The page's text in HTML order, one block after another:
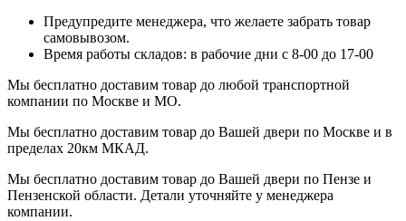
Предупредите менеджера, что желаете забрать товар
самовывозом.
Время работы складов: в рабочие дни с 8-00 до 17-00
Мы бесплатно доставим товар до любой транспортной
компании по Москве и МО.
Мы бесплатно доставим товар до Вашей двери по Москве и в
пределах 20км МКАД.
Мы бесплатно доставим товар до Вашей двери по Пензе и
Пензенской области. Детали уточняйте у менеджера
компании.